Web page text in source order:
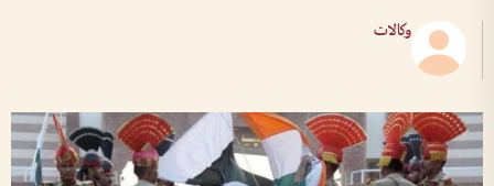
وكالات